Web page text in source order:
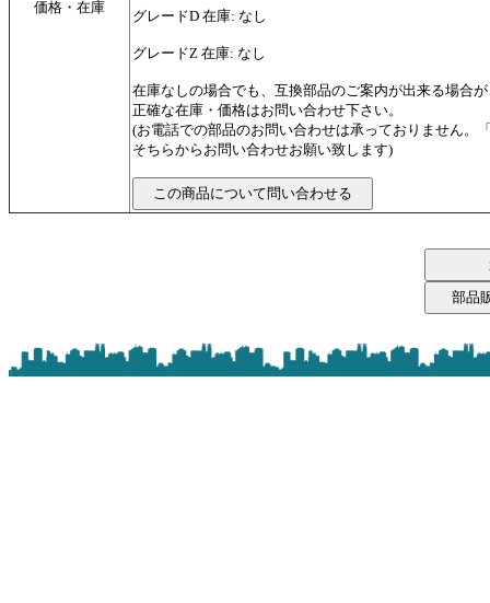
価格・在庫
グレードD 在庫: なし
グレードZ 在庫: なし
在庫なしの場合でも、互換部品のご案内が出来る場合
正確な在庫・価格はお問い合わせ下さい。
(お電話での部品のお問い合わせは承っておりません。
そちらからお問い合わせお願い致します)